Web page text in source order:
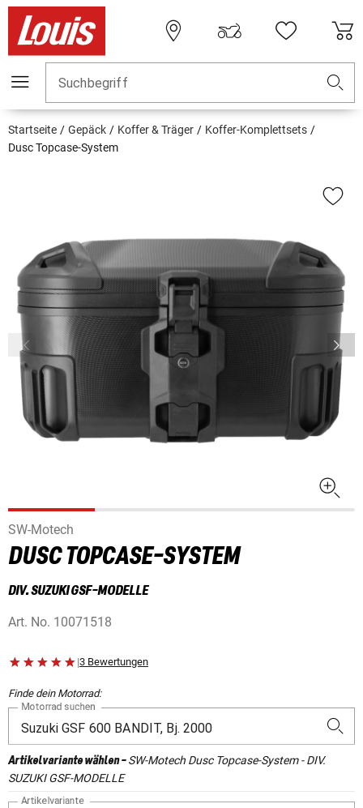
Suchbegriff
Startseite Gepäck Koffer & Träger
Koffer-Komplettsets
Dusc Topcase-System
SW-Motech
DUSC TOPCASE-SYSTEM
DIV. SUZUKI GSF-MODELLE
Art. No. 10071518
|3 Bewertungen
Finde dein Motorrad:
Motorrad suchen
Artikelvariante wählen-SW-Motech Dusc Topcase-System - DIV.
SUZUKI GSF-MODELLE
Artikelvariante